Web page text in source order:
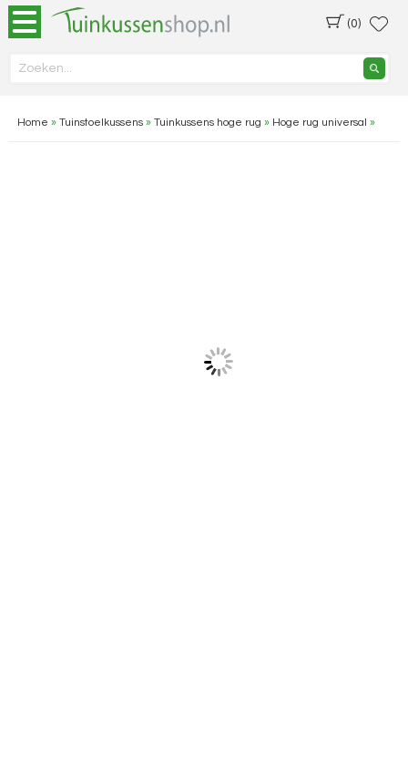
(0)
Home » Tuinstoelkussens» Tuinkussens hoge rug » Hoge rug universal »